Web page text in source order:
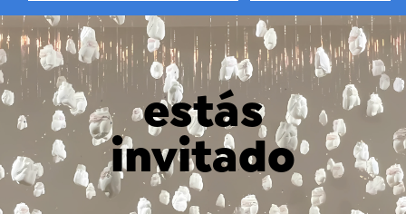
estás
invitado